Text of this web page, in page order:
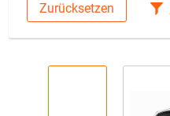
Zurücksetzen